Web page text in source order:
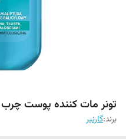
تونر مات کننده پوست چرب
برند:گارنیر